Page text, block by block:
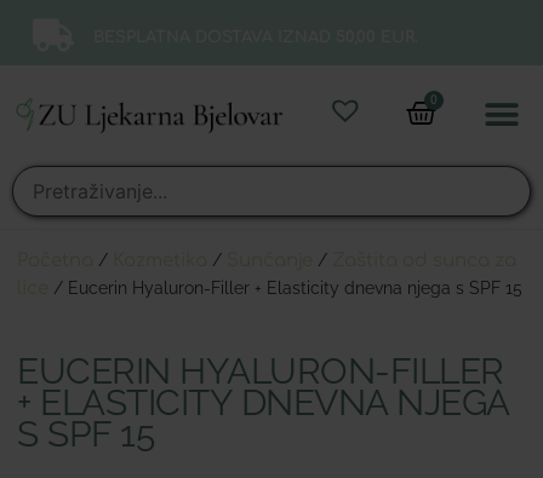
0
/ / /
/ Eucerin Hyaluron-Filler + Elasticity dnevna njega s SPF 15
EUCERIN HYALURON-FILLER
+ ELASTICITY DNEVNA NJEGA
S SPF 15